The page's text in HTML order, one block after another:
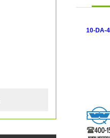
10-DA-